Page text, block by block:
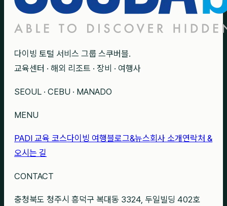
다이빙 토털 서비스 그룹 스쿠버블.
교육센터 · 해외 리조트 · 장비 · 여행사
SEOUL · CEBU · MANADO
MENU
PADI 교육 코스다이빙 여행블로그&뉴스회사 소개 연락처 &
오시는 길
CONTACT
충청북도 청주시 흥덕구 복대동 3324, 두일빌딩 402호